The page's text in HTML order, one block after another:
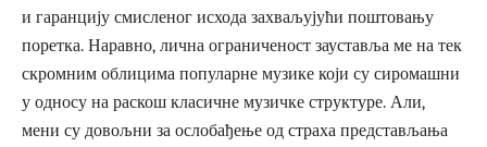
и гаранцију смисленог исхода захваљујући поштовању
поретка. Наравно, лична ограниченост зауставља ме на тек
скромним облицима популарне музике који су сиромашни
у односу на раскош класичне музичке структуре. Али,
мени су довољни за ослобађење од страха представљања